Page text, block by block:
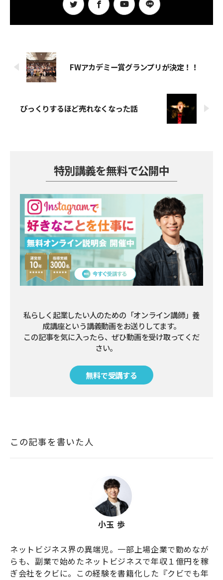
FWアカデミー賞グランプリが決定！！
びっくりするほど売れなくなった話
特別講義を無料で公開中
私らしく起業したい人のための「オンライン講師」養
成講座という講義動画をお送りしてます。
この記事を気に入ったら、ぜひ動画を受け取ってくだ
さい。
無料で受講する
この記事を書いた人
小玉 歩
ネットビジネス界の異端児。一部上場企業で勤めなが
らも、副業で始めたネットビジネスで年収１億円を稼
ぎ会社をクビに。この経験を書籍化した『クビでも年